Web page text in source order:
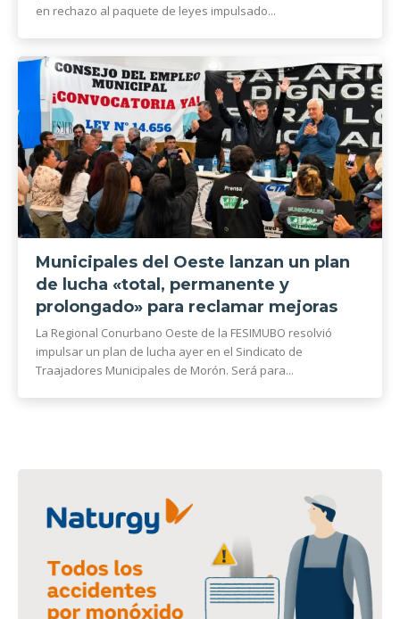
en rechazo al paquete de leyes impulsado...
Municipales del Oeste lanzan un plan
de lucha «total, permanente y
prolongado» para reclamar mejoras
La Regional Conurbano Oeste de la FESIMUBO resolvió
impulsar un plan de lucha ayer en el Sindicato de
Traajadores Municipales de Morón. Será para...